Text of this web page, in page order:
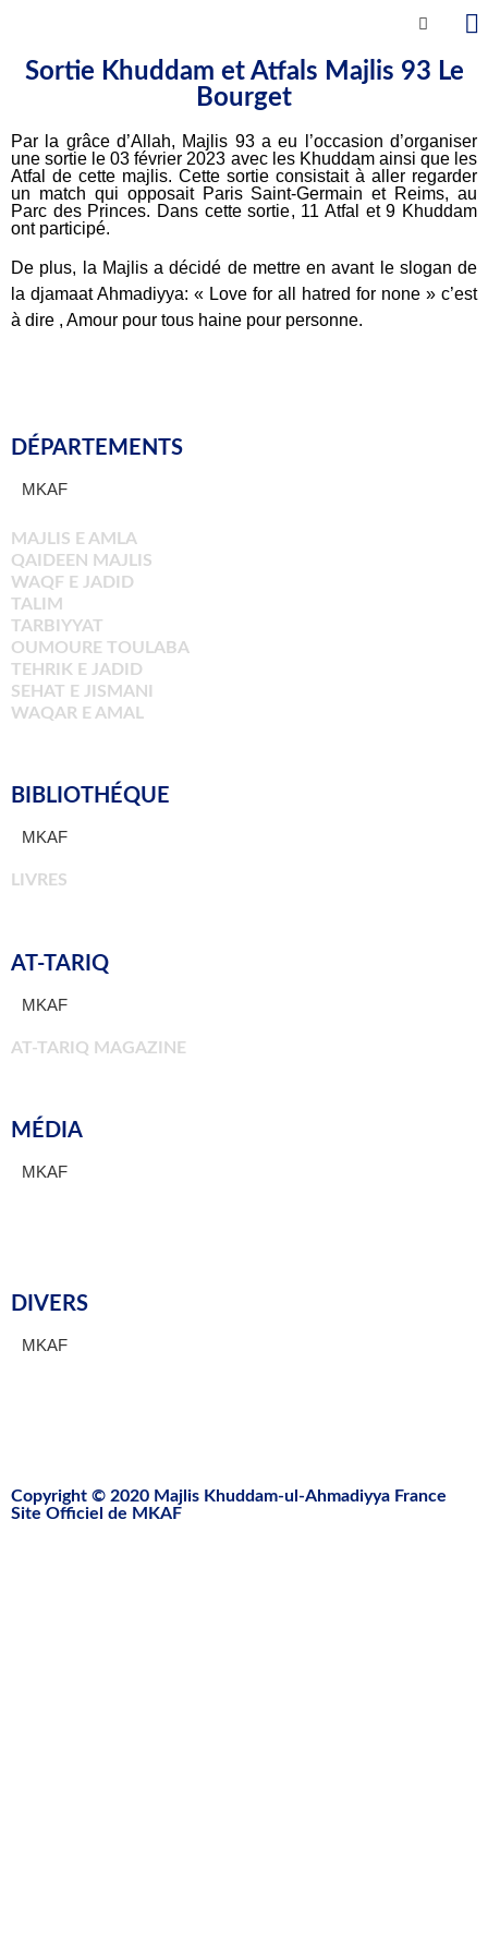
Sortie Khuddam et Atfals Majlis 93 Le
Bourget
Par la grâce d’Allah, Majlis 93 a eu l’occasion d’organiser
une sortie le 03 février 2023 avec les Khuddam ainsi que les
Atfal de cette majlis. Cette sortie consistait à aller regarder
un match qui opposait Paris Saint-Germain et Reims, au
Parc des Princes. Dans cette sortie, 11 Atfal et 9 Khuddam
ont participé.
De plus, la Majlis a décidé de mettre en avant le slogan de
la djamaat Ahmadiyya: « Love for all hatred for none » c’est
à dire , Amour pour tous haine pour personne.
DÉPARTEMENTS​
MKAF
MAJLIS E AMLA
QAIDEEN MAJLIS
WAQF E JADID
TALIM
TARBIYYAT
OUMOURE TOULABA
TEHRIK E JADID
SEHAT E JISMANI
WAQAR E AMAL
BIBLIOTHÉQUE
MKAF
LIVRES
AT-TARIQ
MKAF
AT-TARIQ MAGAZINE
MÉDIA
MKAF
DIVERS
MKAF
Copyright © 2020 Majlis Khuddam-ul-Ahmadiyya France
Site Officiel de MKAF